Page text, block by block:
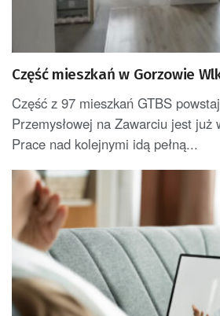
Część mieszkań w Gorzowie
Część z 97 mieszkań GTBS
Przemysłowej na Zawarciu jest już
Prace nad kolejnymi idą pełną...